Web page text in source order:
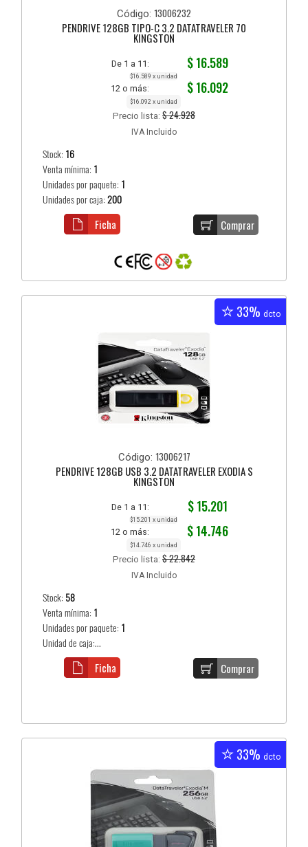
Código: 13006232
PENDRIVE 128GB TIPO-C 3.2 DATATRAVELER 70
KINGSTON
De 1 a 11: $ 16.589
$16.589 x unidad
12 o más: $ 16.092
$16.092 x unidad
Precio lista: $ 24.928
IVA Incluido
Stock: 16
Venta mínima: 1
Unidades por paquete: 1
Unidades por caja:200
Comprar
Ficha
33% dcto
Código: 13006217
PENDRIVE 128GB USB 3.2 DATATRAVELER EXODIA S
KINGSTON
De 1 a 11: $ 15.201
$15.201 x unidad
12 o más: $ 14.746
$14.746 x unidad
Precio lista: $ 22.842
IVA Incluido
Stock: 58
Venta mínima: 1
Unidades por paquete: 1
Unidad de caja:...
Comprar
Ficha
33% dcto